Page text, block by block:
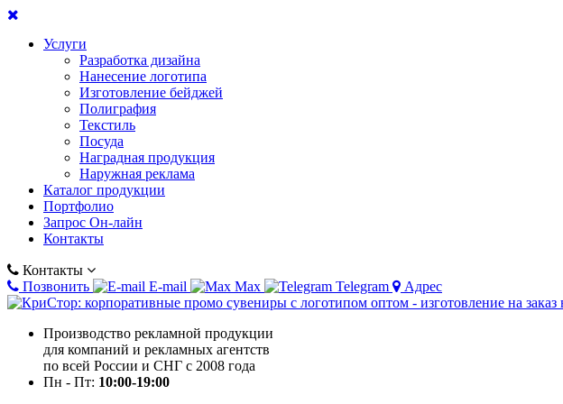
Услуги
Разработка дизайна
Нанесение логотипа
Изготовление бейджей
Полиграфия
Текстиль
Посуда
Наградная продукция
Наружная реклама
Каталог продукции
Портфолио
Запрос Он-лайн
Контакты
Контакты
Позвонить
E-mail Max Telegram Адрес
Производство рекламной продукции
для компаний и рекламных агентств
по всей России и СНГ с 2008 года
Пн - Пт: 10:00-19:00